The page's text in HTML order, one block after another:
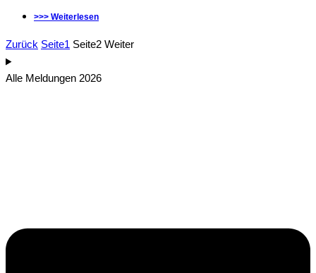
>>> Weiterlesen
Zurück Seite1 Seite2 Weiter
Alle Meldungen 2026